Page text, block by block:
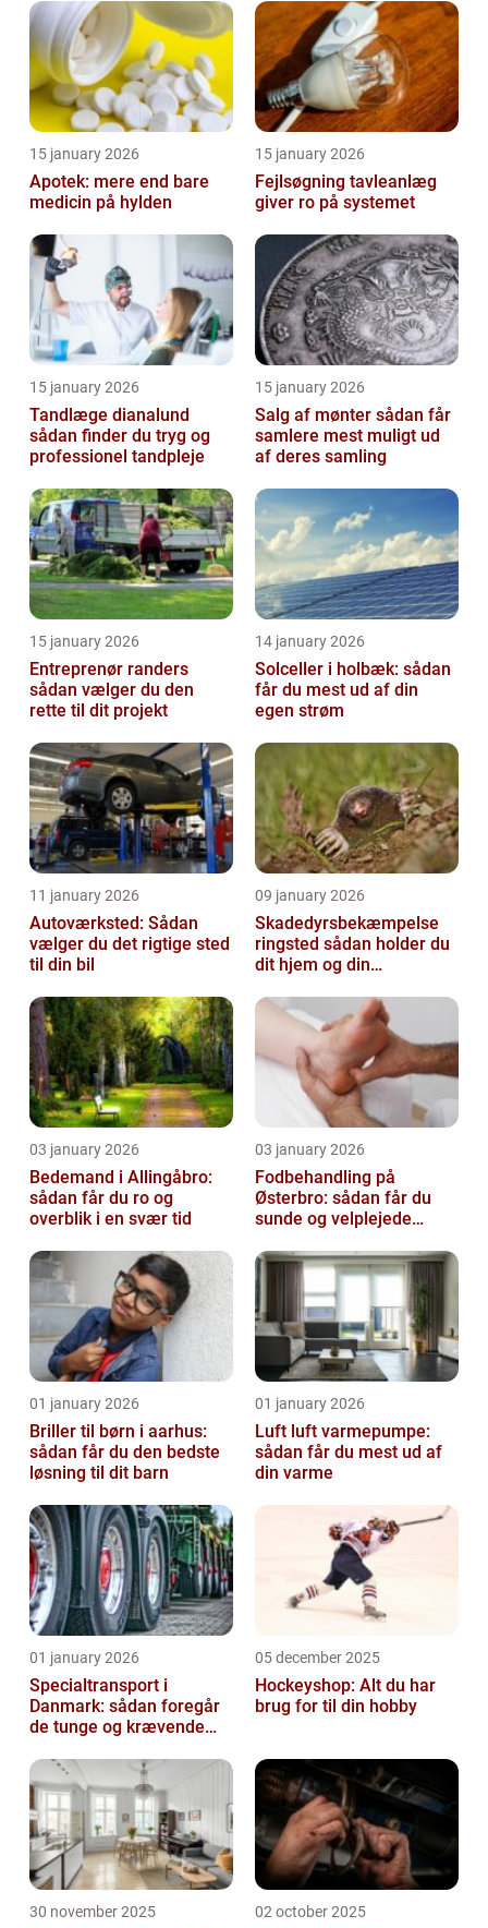
15 january 2026
Apotek: mere end bare
medicin på hylden
15 january 2026
Fejlsøgning tavleanlæg
giver ro på systemet
15 january 2026
Tandlæge dianalund
sådan finder du tryg og
professionel tandpleje
15 january 2026
Salg af mønter sådan får
samlere mest muligt ud
af deres samling
15 january 2026
Entreprenør randers
sådan vælger du den
rette til dit projekt
14 january 2026
Solceller i holbæk: sådan
får du mest ud af din
egen strøm
11 january 2026
Autoværksted: Sådan
vælger du det rigtige sted
til din bil
09 january 2026
Skadedyrsbekæmpelse
ringsted sådan holder du
dit hjem og din
gæster
03 january 2026
Bedemand i Allingåbro:
sådan får du ro og
overblik i en svær tid
03 january 2026
Fodbehandling på
Østerbro: sådan får du
sunde og velplejede
01 january 2026
Briller til børn i aarhus:
sådan får du den bedste
løsning til dit barn
01 january 2026
Luft luft varmepumpe:
sådan får du mest ud af
din varme
01 january 2026
Specialtransport i
Danmark: sådan foregår
de tunge og krævende
05 december 2025
Hockeyshop: Alt du har
brug for til din hobby
30 november 2025 02 october 2025